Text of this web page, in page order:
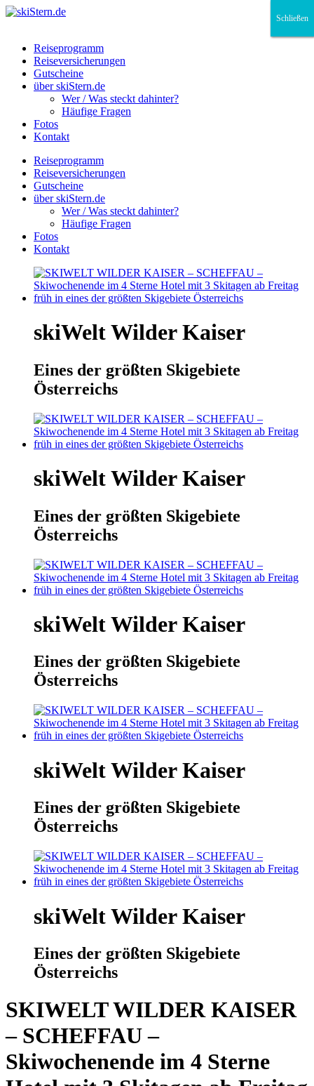
Reiseprogramm
Reiseversicherungen
Gutscheine
über skiStern.de
Wer / Was steckt dahinter?
Häufige Fragen
Fotos
Kontakt
Reiseprogramm
Reiseversicherungen
Gutscheine
über skiStern.de
Wer / Was steckt dahinter?
Häufige Fragen
Fotos
Kontakt
skiWelt Wilder Kaiser
Eines der größten Skigebiete
Österreichs
skiWelt Wilder Kaiser
Eines der größten Skigebiete
Österreichs
skiWelt Wilder Kaiser
Eines der größten Skigebiete
Österreichs
skiWelt Wilder Kaiser
Eines der größten Skigebiete
Österreichs
skiWelt Wilder Kaiser
Eines der größten Skigebiete
Österreichs
SKIWELT WILDER KAISER
– SCHEFFAU –
Skiwochenende im 4 Sterne
Schließen
Schließen
Schließen